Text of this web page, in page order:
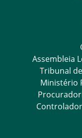
Assembleia
Tribunal
Ministério